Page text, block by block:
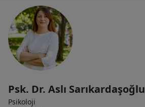
Psk. Dr. Aslı Sarıkardaşoğlu
Psikoloji